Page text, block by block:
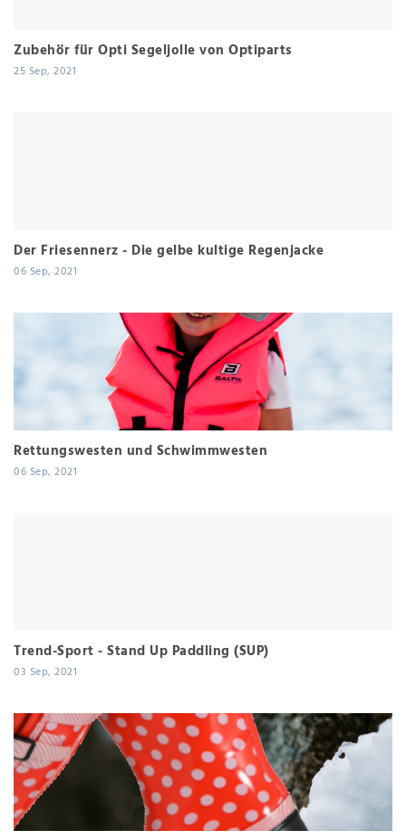
Zubehör für Opti Segeljolle von Optiparts
25 Sep, 2021
Der Friesennerz - Die gelbe kultige Regenjacke
06 Sep, 2021
Rettungswesten und Schwimmwesten
06 Sep, 2021
Trend-Sport - Stand Up Paddling (SUP)
03 Sep, 2021